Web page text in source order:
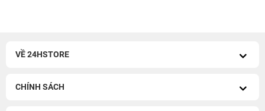
VỀ 24HSTORE
CHÍNH SÁCH